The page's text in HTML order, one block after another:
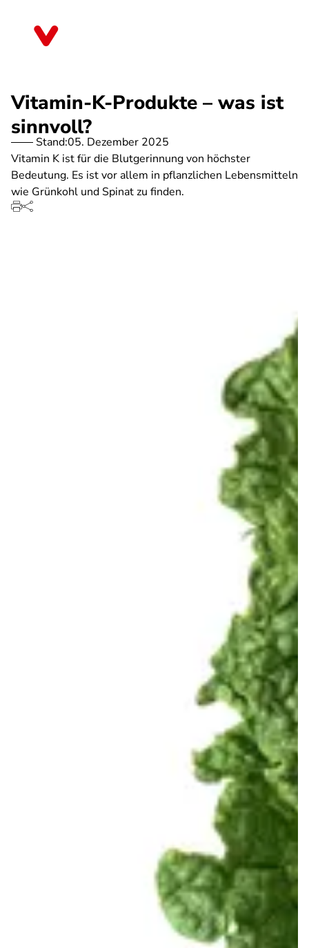
Vitamin-K-Produkte – was ist
sinnvoll?
Stand:05. Dezember 2025
Vitamin K ist für die Blutgerinnung von höchster
Bedeutung. Es ist vor allem in pflanzlichen Lebensmitteln
wie Grünkohl und Spinat zu finden.